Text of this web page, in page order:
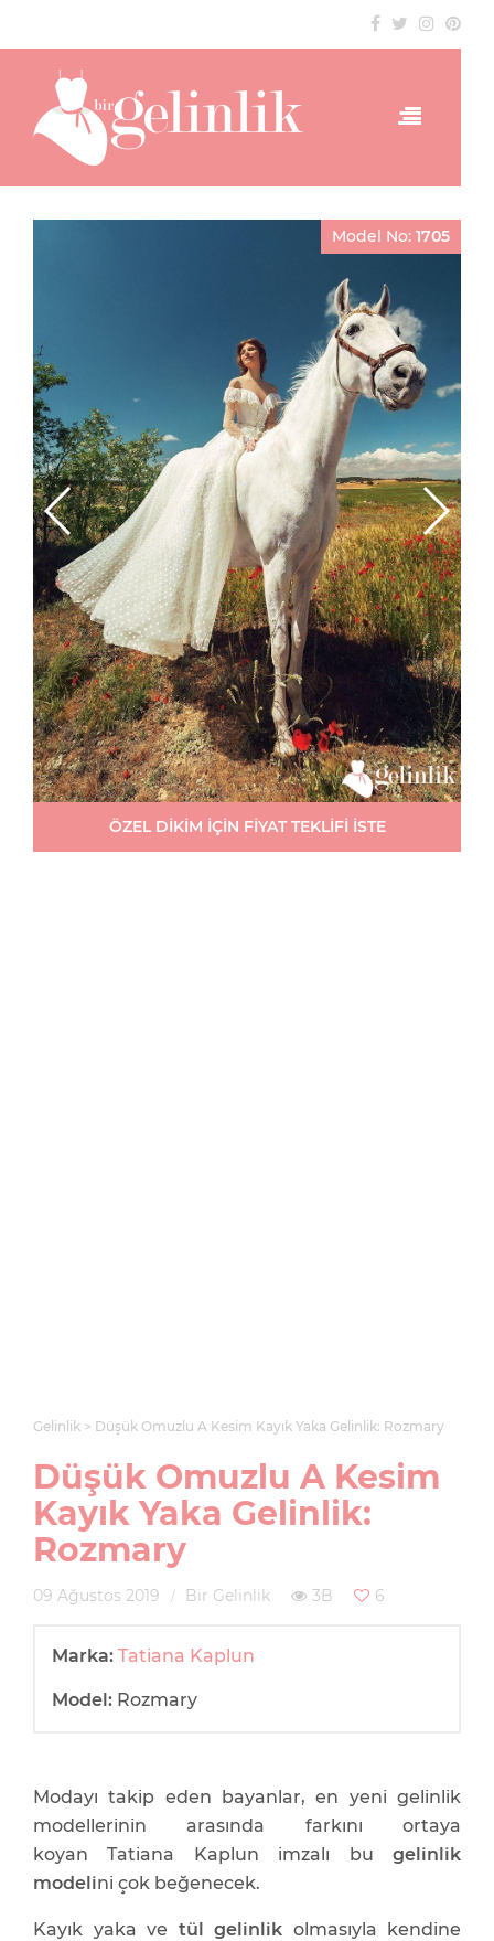
Model No: 1705
ÖZEL DİKİM İÇİN FİYAT TEKLİFİ İSTE
Gelinlik Düşük Omuzlu A Kesim Kayık Yaka Gelinlik: Rozmary
Düşük Omuzlu A Kesim
Kayık Yaka Gelinlik:
Rozmary
09 Ağustos 2019 Bir Gelinlik 3B 6
Marka: Tatiana Kaplun
Model: Rozmary
Modayı takip eden bayanlar, en yeni gelinlik
modellerinin arasında farkını ortaya
koyan Tatiana Kaplun imzalı bu gelinlik
modelini çok beğenecek.
Kayık yaka ve tül gelinlik olmasıyla kendine